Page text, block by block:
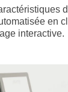
en
interactive.